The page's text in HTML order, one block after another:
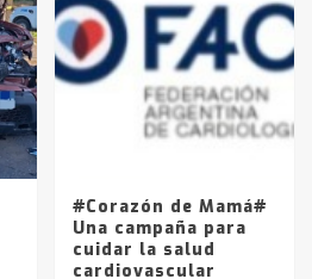
#Corazón de Mamá#
Una campaña para
cuidar la salud
cardiovascular